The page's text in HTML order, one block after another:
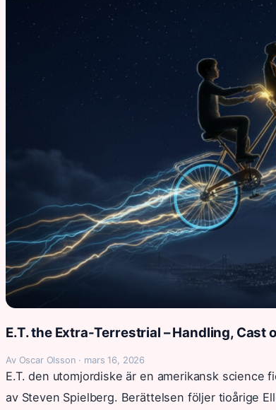
E.T. the Extra-Terrestrial – Handling, Cast
Av Oscar Olsson · mars 16, 2026
E.T. den utomjordiske är en amerikansk
av Steven Spielberg. Berättelsen följer tioårige